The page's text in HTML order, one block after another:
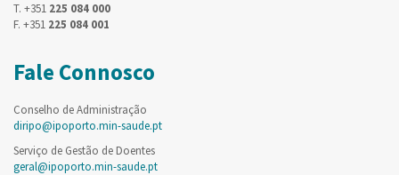
T. +351 225 084 000
F. +351 225 084 001
Fale Connosco
Conselho de Administração
diripo@ipoporto.min-saude.pt
Serviço de Gestão de Doentes
geral@ipoporto.min-saude.pt